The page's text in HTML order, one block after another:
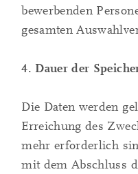
bewerbenden
gesamten
4. Dauer der
Die Daten werden
Erreichung des
mehr erforderlich
mit dem Abschluss